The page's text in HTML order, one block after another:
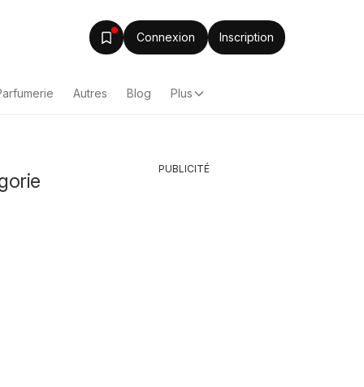
Connexion Inscription
Autres Blog Plus
PUBLICITÉ